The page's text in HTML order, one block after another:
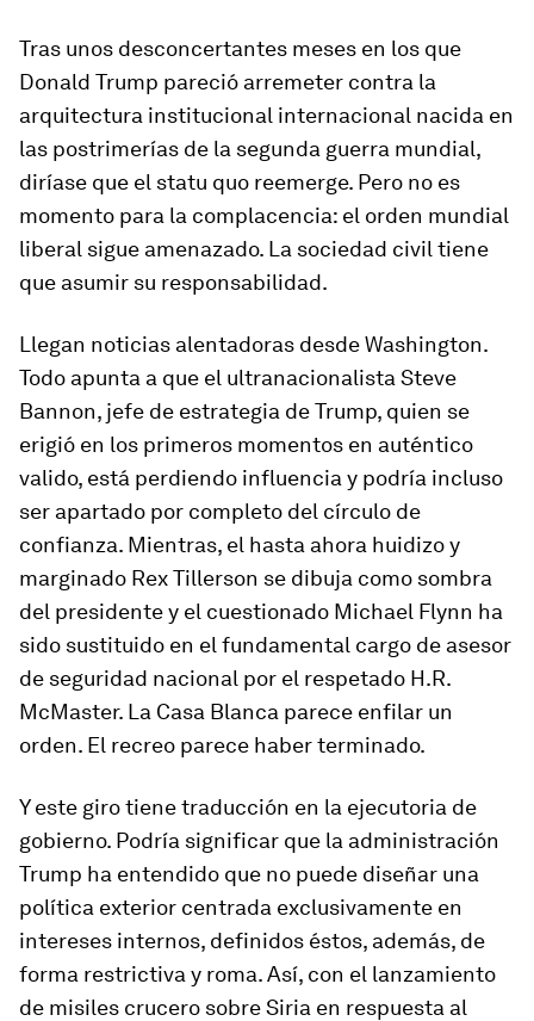
Tras unos desconcertantes meses en los que
Donald Trump pareció arremeter contra la
arquitectura institucional internacional nacida en
las postrimerías de la segunda guerra mundial,
diríase que el statu quo reemerge. Pero no es
momento para la complacencia: el orden mundial
liberal sigue amenazado. La sociedad civil tiene
que asumir su responsabilidad.
Llegan noticias alentadoras desde Washington.
Todo apunta a que el ultranacionalista Steve
Bannon, jefe de estrategia de Trump, quien se
erigió en los primeros momentos en auténtico
valido, está perdiendo influencia y podría incluso
ser apartado por completo del círculo de
confianza. Mientras, el hasta ahora huidizo y
marginado Rex Tillerson se dibuja como sombra
del presidente y el cuestionado Michael Flynn ha
sido sustituido en el fundamental cargo de asesor
de seguridad nacional por el respetado H.R.
McMaster. La Casa Blanca parece enfilar un
orden. El recreo parece haber terminado.
Y este giro tiene traducción en la ejecutoria de
gobierno. Podría significar que la administración
Trump ha entendido que no puede diseñar una
política exterior centrada exclusivamente en
intereses internos, definidos éstos, además, de
forma restrictiva y roma. Así, con el lanzamiento
de misiles crucero sobre Siria en respuesta al